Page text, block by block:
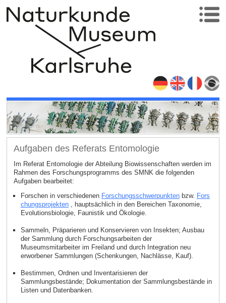
Aufgaben des Referats Entomologie
Im Referat Entomologie der Abteilung Biowissenschaften werden im
Rahmen des Forschungsprogramms des SMNK die folgenden
Aufgaben bearbeitet:
Forschen in verschiedenen Forschungsschwerpunktenbzw. Fors
chungsprojekten, hauptsächlich in den Bereichen Taxonomie,
Evolutionsbiologie, Faunistik und Ökologie.
Sammeln, Präparieren und Konservieren von Insekten; Ausbau
der Sammlung durch Forschungsarbeiten der
Museumsmitarbeiter im Freiland und durch Integration neu
erworbener Sammlungen (Schenkungen, Nachlässe, Kauf).
Bestimmen, Ordnen und Inventarisieren der
Sammlungsbestände; Dokumentation der Sammlungsbestände in
Listen und Datenbanken.